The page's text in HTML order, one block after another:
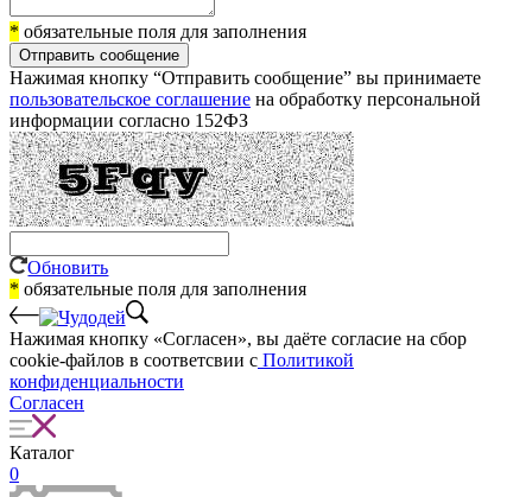
* обязательные поля для заполнения
Отправить сообщение
Нажимая кнопку “Отправить сообщение” вы принимаете
пользовательское соглашение на обработку персональной
информации согласно 152ФЗ
Обновить
* обязательные поля для заполнения
Нажимая кнопку «Согласен», вы даёте cогласие на сбор
cookie-файлов в соответсвии с Политикой
конфиденциальности
Согласен
Каталог
0